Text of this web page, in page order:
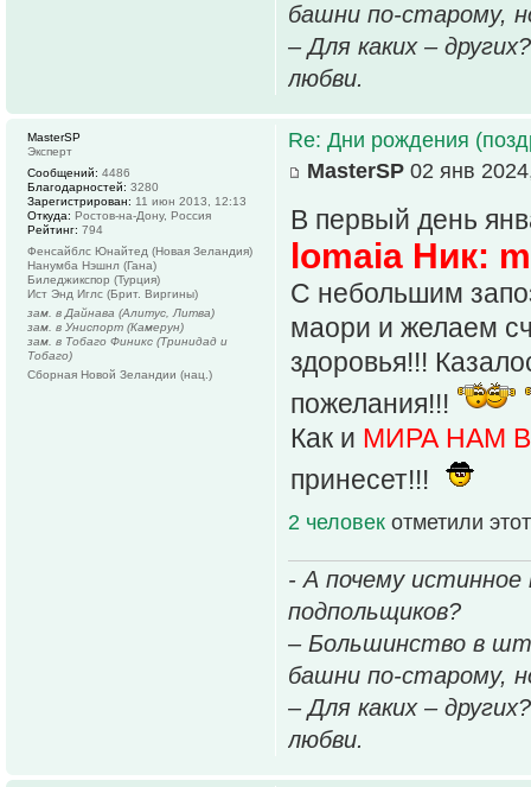
башни по-старому,
– Для каких –
любви.
Re: Дни рождения
MasterSP 02 янв
В первый день
lomaia Ник:
С небольшим
маори и желаем
здоровья!!!
пожелания!!!
Как и МИРА НАМ
принесет!!!
2 человек отметили
- А почему
подпольщиков?
– Большинство в
башни по-старому,
– Для каких –
любви.
MasterSP
Эксперт
Сообщений: 4486
Благодарностей: 3280
Зарегистрирован: 11 июн 2013, 12:13
Откуда: Ростов-на-Дону, Россия
Рейтинг: 794
Фенсайблс Юнайтед (Новая Зеландия)
Нанумба Нэшнл (Гана)
Биледжикспор (Турция)
Ист Энд Иглс (Брит. Виргины)
зам. в Дайнава (Алитус, Литва)
зам. в Униспорт (Камерун)
зам. в Тобаго Финикс (Тринидад и
Тобаго)
Сборная Новой Зеландии (нац.)